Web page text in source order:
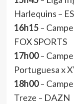
Harlequins –
16h15–
FOX SPORTS
17h00–
Portuguesa x
18h00–
Treze – DAZN